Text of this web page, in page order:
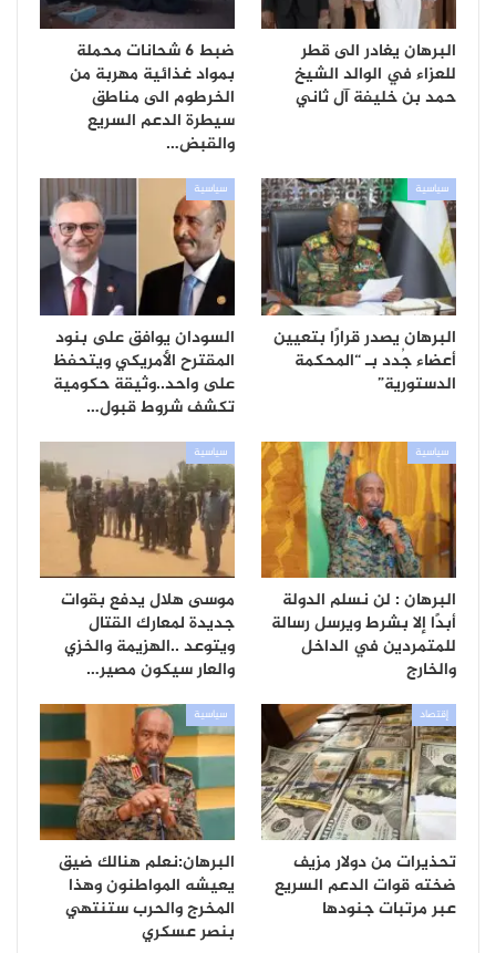
البرهان يغادر الى قطر
للعزاء في الوالد الشيخ
حمد بن خليفة آل ثاني
ضبط 6 شحانات محملة
بمواد غذائية مهربة من
الخرطوم الى مناطق
سيطرة الدعم السريع
والقبض…
سياسية
البرهان يصدر قرارًا بتعيين
أعضاء جُدد بـ “المحكمة
الدستورية”
سياسية
السودان يوافق على بنود
المقترح الأمريكي ويتحفظ
على واحد..وثيقة حكومية
تكشف شروط قبول…
سياسية
البرهان : لن نسلم الدولة
أبدًا إلا بشرط ويرسل رسالة
للمتمردين في الداخل
والخارج
سياسية
موسى هلال يدفع بقوات
جديدة لمعارك القتال
ويتوعد ..الهزيمة والخزي
والعار سيكون مصير…
إقتصاد
تحذيرات من دولار مزيف
ضخته قوات الدعم السريع
عبر مرتبات جنودها
سياسية
البرهان:نعلم هنالك ضيق
يعيشه المواطنون وهذا
المخرج والحرب ستنتهي
بنصر عسكري